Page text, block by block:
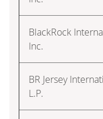
BlackRock
Inc.
BR Jersey
L.P.